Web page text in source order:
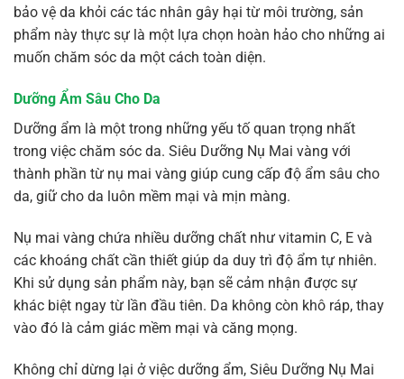
bảo vệ da khỏi các tác nhân gây hại từ môi trường, sản
phẩm này thực sự là một lựa chọn hoàn hảo cho những ai
muốn chăm sóc da một cách toàn diện.
Dưỡng Ẩm Sâu Cho Da
Dưỡng ẩm là một trong những yếu tố quan trọng nhất
trong việc chăm sóc da. Siêu Dưỡng Nụ Mai vàng với
thành phần từ nụ mai vàng giúp cung cấp độ ẩm sâu cho
da, giữ cho da luôn mềm mại và mịn màng.
Nụ mai vàng chứa nhiều dưỡng chất như vitamin C, E và
các khoáng chất cần thiết giúp da duy trì độ ẩm tự nhiên.
Khi sử dụng sản phẩm này, bạn sẽ cảm nhận được sự
khác biệt ngay từ lần đầu tiên. Da không còn khô ráp, thay
vào đó là cảm giác mềm mại và căng mọng.
Không chỉ dừng lại ở việc dưỡng ẩm, Siêu Dưỡng Nụ Mai